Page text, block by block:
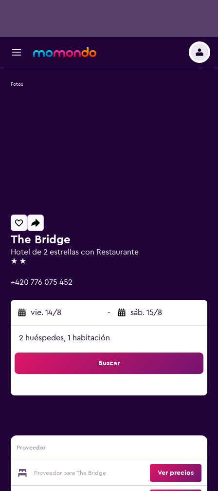
The Bridge
Hotel de 2 estrellas con Restaurante
2 estrellas
+420 776 075 452
vie. 14/8 - sáb. 15/8
2 huéspedes, 1 habitación
Buscar
Proveedor
Proveedor para The Bridge Ver precios
Fotos